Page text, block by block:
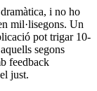
i no ho
mil·lisegons. Un
pot trigar 10-
segons
feedback
just.